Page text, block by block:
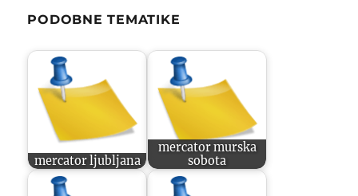
PODOBNE TEMATIKE
mercator ljubljana
mercator murska
sobota